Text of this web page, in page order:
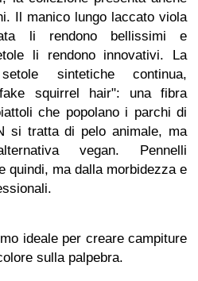
Il manico lungo laccato viola
li rendono bellissimi e
li rendono innovativi.
La
sintetiche continua,
squirrel hair": una fibra
che popolano i parchi di
si tratta di pelo animale, ma
vegan. Pennelli
quindi, ma dalla morbidezza e
ideale per creare campiture
sulla palpebra.